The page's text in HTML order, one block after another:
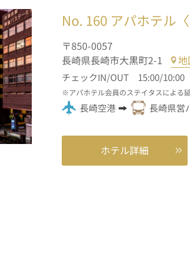
No. 160 アパホテル
〒850-0057
長崎県長崎市大黒町2-1
地
チェックIN/OUT 15:00/10:00
アパホテル会員のステイタスによる
長崎空港 長崎県営
ホテル詳細